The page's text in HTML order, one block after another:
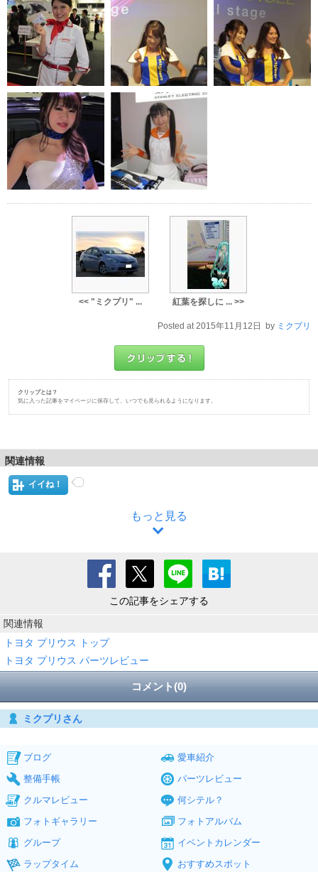
<< "ミクプリ" ... 紅葉を探しに ... >>
Posted at 2015年11月12日 by ミクプリ
クリップとは？
気に入った記事をマイページに保存して、いつでも見られるようになります。
関連情報
イイね！
もっと見る
この記事をシェアする
関連情報
トヨタ プリウス トップ
トヨタ プリウス パーツレビュー
コメント(0)
ミクプリさん
ブログ
愛車紹介
整備手帳
パーツレビュー
クルマレビュー
何シテル？
フォトギャラリー
フォトアルバム
グループ
イベントカレンダー
ラップタイム
おすすめスポット